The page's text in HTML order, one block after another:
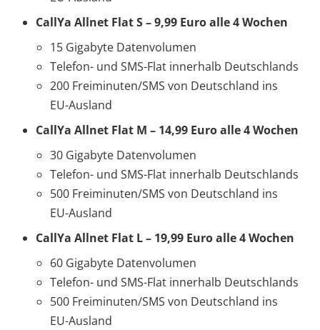
CallYa Allnet Flat S – 9,99 Euro alle 4 Wochen
15 Gigabyte Datenvolumen
Telefon- und SMS-Flat innerhalb Deutschlands
200 Freiminuten/SMS von Deutschland ins
EU-Ausland
CallYa Allnet Flat M – 14,99 Euro alle 4 Wochen
30 Gigabyte Datenvolumen
Telefon- und SMS-Flat innerhalb Deutschlands
500 Freiminuten/SMS von Deutschland ins
EU-Ausland
CallYa Allnet Flat L – 19,99 Euro alle 4 Wochen
60 Gigabyte Datenvolumen
Telefon- und SMS-Flat innerhalb Deutschlands
500 Freiminuten/SMS von Deutschland ins
EU-Ausland